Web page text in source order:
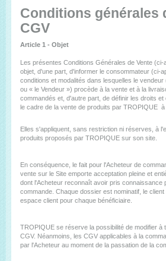
Conditions générales
CGV
Article 1 - Objet
Les présentes Conditions Générales de Vente
objet, d'une part, d'informer le consommateur (ci-
conditions et modalités dans lesquelles le
ou « le Vendeur ») procède à la vente et à la
commandés et, d'autre part, de définir les droits
le cadre de la vente de produits par TROPIQUE à
Elles s'appliquent, sans restriction ni réserves, à
produits proposés par TROPIQUE sur son site.
En conséquence, le fait pour l'Acheteur de
vente sur le Site emporte acceptation pleine et
dont l'Acheteur reconnaît avoir pris connaissance
commande. Chaque dossier est nominatif, le
espace client pour chaque bénéficiaire.
TROPIQUE se réserve la possibilité de modifier à
CGV. Néanmoins, les CGV applicables à la
par l'Acheteur au moment de la passation de